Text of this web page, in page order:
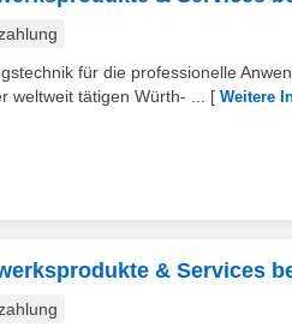
für die professionelle
tätigen Würth- ...
[ Weitere
& Services